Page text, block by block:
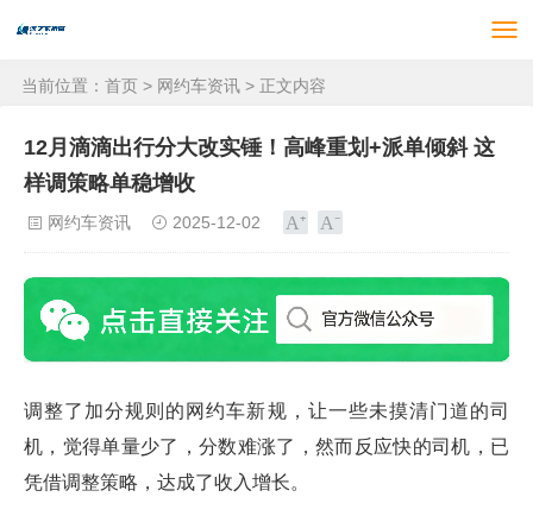
当前位置： 首页 > 网约车资讯 > 正文内容
12月滴滴出行分大改实锤！高峰重划+派单倾斜 这
样调策略单稳增收
网约车资讯 2025-12-02
调整了加分规则的网约车新规，让一些未摸清门道的司
机，觉得单量少了，分数难涨了，然而反应快的司机，已
凭借调整策略，达成了收入增长。